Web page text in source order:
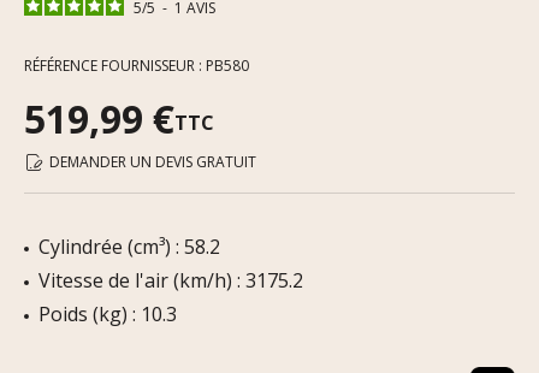
5/5 - 1 AVIS
RÉFÉRENCE FOURNISSEUR : PB580
519,99 €TTC
DEMANDER UN DEVIS GRATUIT
Cylindrée (cm³) : 58.2
Vitesse de l'air (km/h) : 3175.2
Poids (kg) : 10.3